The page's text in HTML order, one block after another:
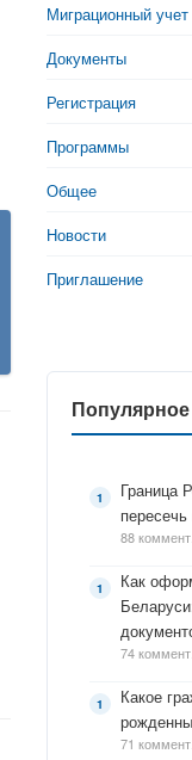
Миграционный учет
Документы
Регистрация
Программы
Общее
Новости
Приглашение
Популярное
Граница
88 коммент.
Как
74 коммент.
Какое
71 коммент.